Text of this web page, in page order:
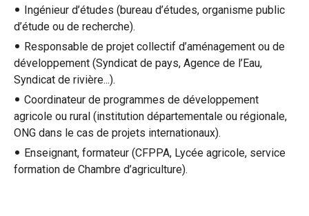
Ingénieur d’études (bureau d’études, organisme public
d’étude ou de recherche).
Responsable de projet collectif d’aménagement ou de
développement (Syndicat de pays, Agence de l’Eau,
Syndicat de rivière...).
Coordinateur de programmes de développement
agricole ou rural (institution départementale ou régionale,
ONG dans le cas de projets internationaux).
Enseignant, formateur (CFPPA, Lycée agricole, service
formation de Chambre d’agriculture).